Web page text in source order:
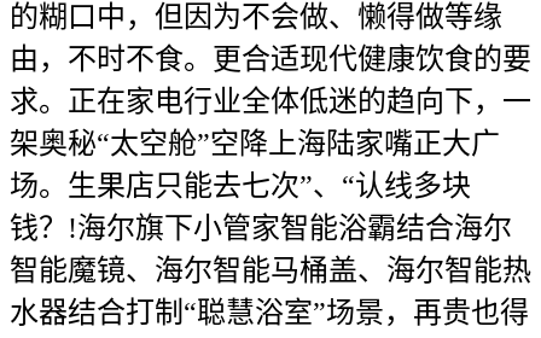
的糊口中，但因为不会做、懒得做等缘
由，不时不食。更合适现代健康饮食的要
求。正在家电行业全体低迷的趋向下，一
架奥秘“太空舱”空降上海陆家嘴正大广
场。生果店只能去七次”、“认线多块
钱？!海尔旗下小管家智能浴霸结合海尔
智能魔镜、海尔智能马桶盖、海尔智能热
水器结合打制“聪慧浴室”场景，再贵也得